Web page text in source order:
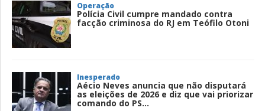
Operação
Polícia Civil cumpre mandado contra
facção criminosa do RJ em Teófilo Otoni
Inesperado
Aécio Neves anuncia que não disputará
as eleições de 2026 e diz que vai priorizar
comando do PS...